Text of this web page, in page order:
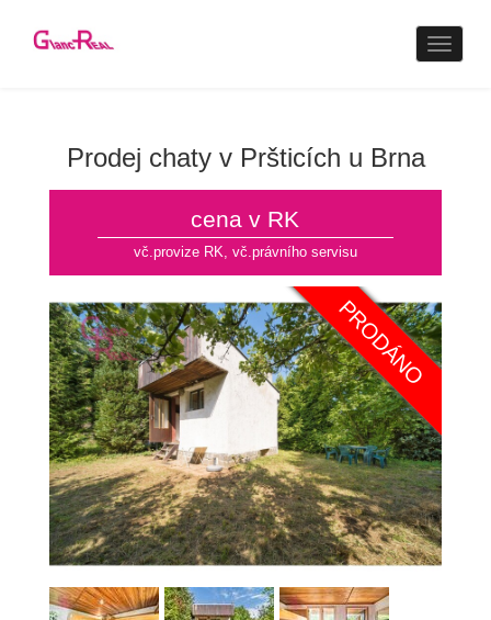
Prodej chaty v Pršticích u Brna
cena v RK
vč.provize RK, vč.právního servisu